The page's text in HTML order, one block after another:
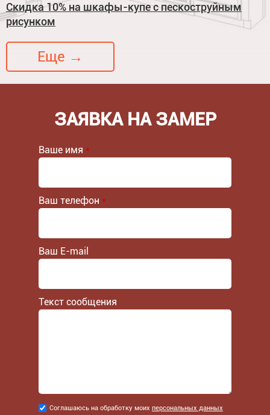
Скидка 10% на шкафы-купе с пескоструйным
рисунком
Еще →
ЗАЯВКА НА ЗАМЕР
Ваше имя *
Ваш телефон *
Ваш E-mail
Текст сообщения
Соглашаюсь
Соглашаюсь на обработку моих персональных данных